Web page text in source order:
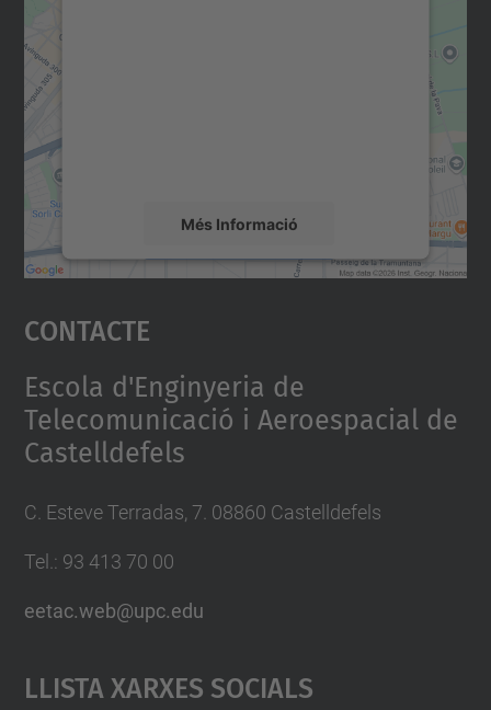
Més Informació
Accepta
powered by
Contacte
Escola d'Enginyeria de
Telecomunicació i Aeroespacial de
Castelldefels
C. Esteve Terradas, 7. 08860 Castelldefels
Tel.: 93 413 70 00
eetac.web@upc.edu
Llista Xarxes Socials